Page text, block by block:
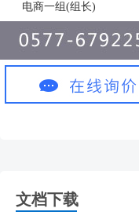
电商一组(组长)
文档下载